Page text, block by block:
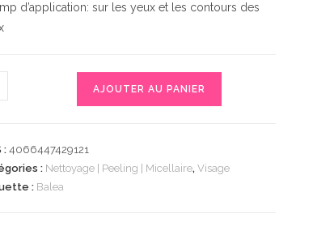
d’application: sur les yeux et les contours des
AJOUTER AU PANIER
:4066447429121
: Nettoyage | Peeling | Micellaire,Visage
: Balea